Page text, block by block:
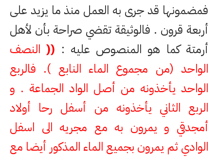
فمضمونها قد جرى به العمل منذ ما يزيد على
أربعة قرون . فالوثيقة تقضي صراحة بأن لأهل
أرمتة كما هو المنصوص عليه : ((النصف
الواحد (من مجموع الماء النابع ). فالربع
الواحد يأخذونه من أصل الواد الجماعة . و
الربع الثاني يأخذونه من أسفل رحا أولاد
أمجدقي و يمرون به مع مجريه الى اسفل
الوادي ثم يمرون بجميع الماء المذكور أيضا مع